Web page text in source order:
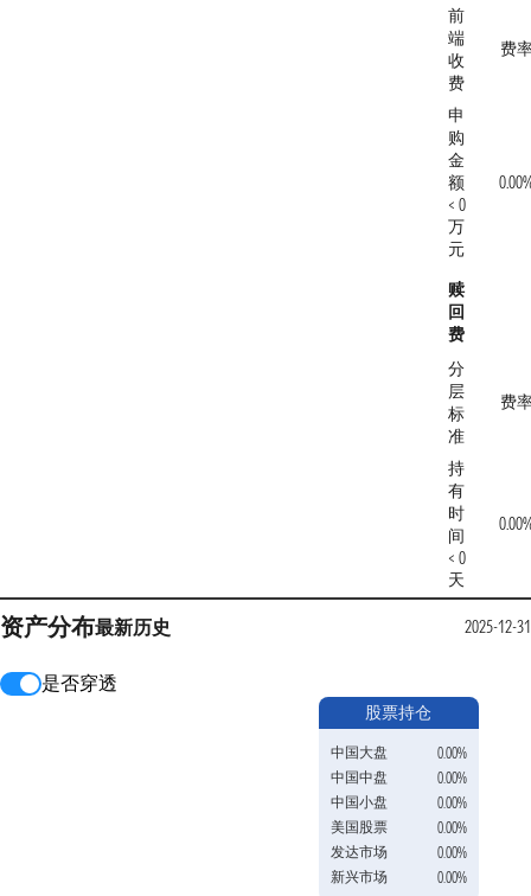
前
端
收
费
费
申
购
金
额
< 0
万
元
赎
回
费
分
层
标
准
费
持
有
时
间
< 0
天
资产分布最新历史 2025-12-31
是否穿透
股票持仓
中国大盘
0.00%
中国中盘
0.00%
中国小盘
0.00%
美国股票
0.00%
发达市场
0.00%
新兴市场
0.00%